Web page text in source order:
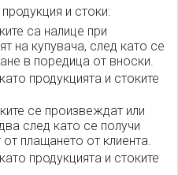
и стоки:
са налице при
на купувача, след като се
в поредица от вноски.
продукцията и стоките
се произвеждат или
след като се получи
плащането от клиента.
продукцията и стоките